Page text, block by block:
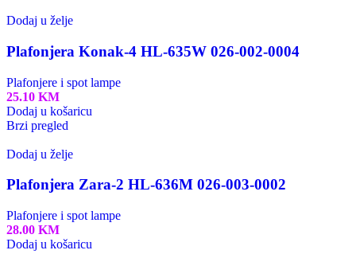
Dodaj u želje
Plafonjera Konak-4 HL-635W 026-002-0004
Plafonjere i spot lampe
25.10 KM
Dodaj u košaricu
Brzi pregled
Dodaj u želje
Plafonjera Zara-2 HL-636M 026-003-0002
Plafonjere i spot lampe
28.00 KM
Dodaj u košaricu